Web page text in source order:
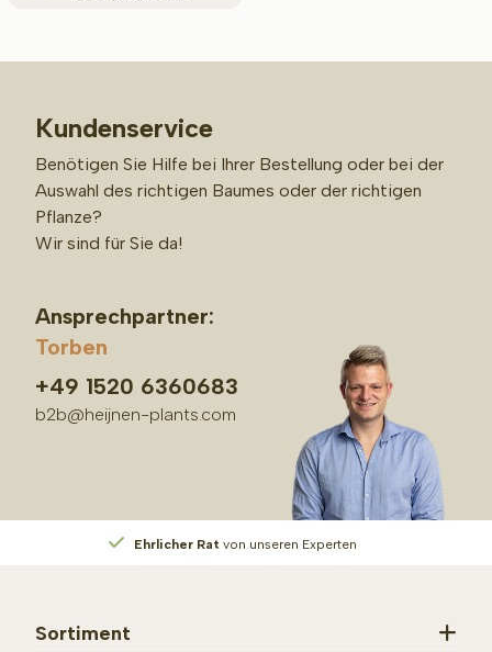
Kundenservice
Benötigen Sie Hilfe bei Ihrer Bestellung oder bei der
Auswahl des richtigen Baumes oder der richtigen
Pflanze?
Wir sind für Sie da!
Ansprechpartner:
Torben
+49 1520 6360683
b2b@heijnen-plants.com
Ehrlicher Rat von unseren Experten
Sortiment